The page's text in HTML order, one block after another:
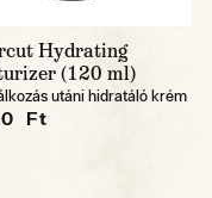
Hydrating
(120 ml)
utáni hidratáló krém
Ft